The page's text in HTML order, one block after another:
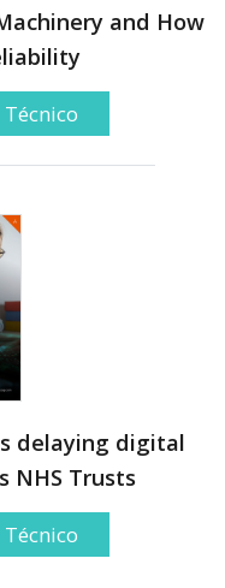
and How
delaying digital
NHS Trusts